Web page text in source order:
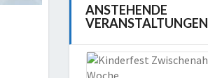
ANSTEHENDE
VERANSTALTUNGEN